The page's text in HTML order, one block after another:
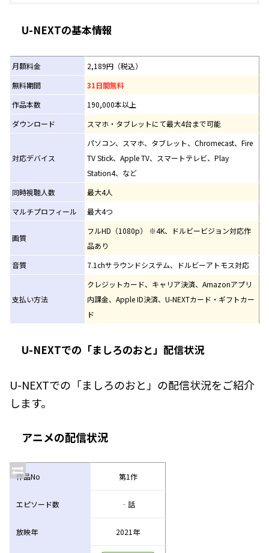
U-NEXTの基本情報
月額料金
2,189円（税込）
無料期間
31日間無料
作品本数
190,000本以上
ダウンロード
スマホ・タブレットにて最大4台まで可能
対応デバイス
パソコン、スマホ、タブレット、Chromecast、Fire
TV Stick、Apple TV、スマートテレビ、Play
Station4、など
同時視聴人数
最大4人
マルチプロフィール
最大4つ
画質
フルHD（1080p） ※4K、ドルビービジョン対応作
品あり
音質
7.1chサラウンドシステム、ドルビーアトモス対応
支払い方法
クレジットカード、キャリア決済、Amazonアプリ
内課金、Apple ID決済、U-NEXTカード・ギフトカー
ド
U-NEXTでの「ましろのおと」配信状況
U-NEXTでの「ましろのおと」の配信状況をご紹介
します。
アニメの配信状況
作品No 第1作
エピソード数 ‐話
放映年 2021年